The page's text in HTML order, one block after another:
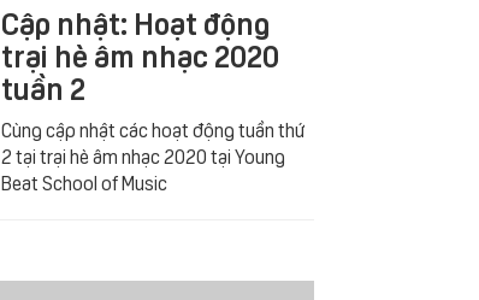
Cập nhật: Hoạt động
trại hè âm nhạc 2020
tuần 2
Cùng cập nhật các hoạt động tuần thứ
2 tại trại hè âm nhạc 2020 tại Young
Beat School of Music